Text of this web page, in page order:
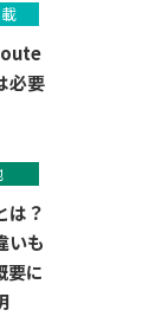
必要
は？
いも
要に